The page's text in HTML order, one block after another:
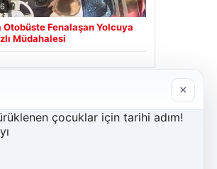
Otobüste Fenalaşan Yolcuya
Müdahalesi
Firmalar ×